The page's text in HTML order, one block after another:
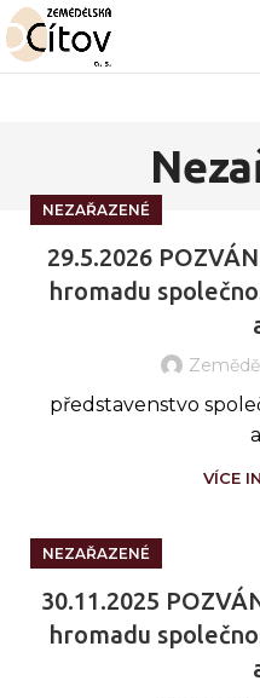
NEZAŘAZENÉ
29.5.2026
hromadu
představenstvo
VÍCE
NEZAŘAZENÉ
30.11.2025
hromadu